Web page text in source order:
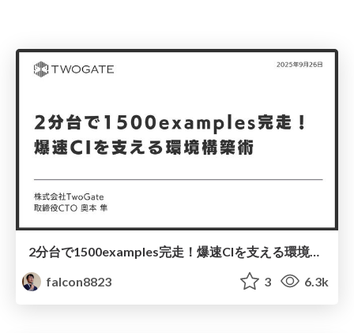
falcon8823
3 6.3k